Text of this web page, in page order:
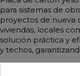
para sistemas de
proyectos de nueva
viviendas, locales
solución práctica y
y techos,